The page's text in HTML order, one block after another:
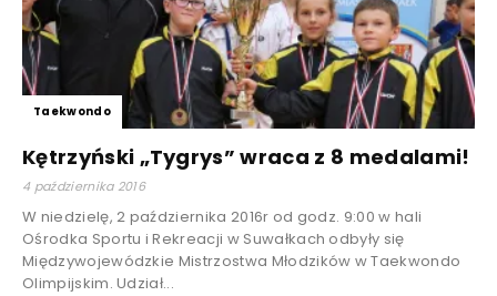
Taekwondo
Kętrzyński „Tygrys” wraca z 8 medalami!
4 października 2016
W niedzielę, 2 października 2016r od godz. 9:00 w hali
Ośrodka Sportu i Rekreacji w Suwałkach odbyły się
Międzywojewódzkie Mistrzostwa Młodzików w Taekwondo
Olimpijskim. Udział...